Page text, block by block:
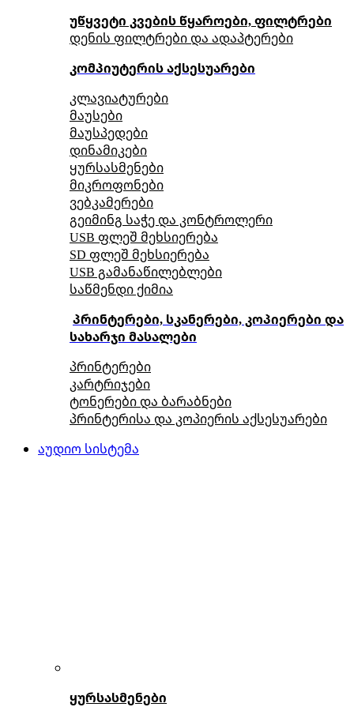
უწყვეტი კვების წყაროები, ფილტრები
დენის ფილტრები და ადაპტერები
კომპიუტერის აქსესუარები
კლავიატურები
მაუსები
მაუსპედები
დინამიკები
ყურსასმენები
მიკროფონები
ვებკამერები
გეიმინგ საჭე და კონტროლერი
USB ფლეშ მეხსიერება
SD ფლეშ მეხსიერება
USB გამანაწილებლები
საწმენდი ქიმია
პრინტერები, სკანერები, კოპიერები და
სახარჯი მასალები
პრინტერები
კარტრიჯები
ტონერები და ბარაბნები
პრინტერისა და კოპიერის აქსესუარები
აუდიო სისტემა
ყურსასმენები